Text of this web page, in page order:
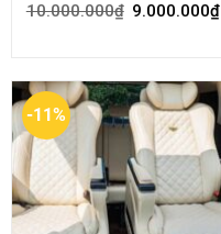
Rated 4.68
10.000.000₫ 9.000.000₫
-11%